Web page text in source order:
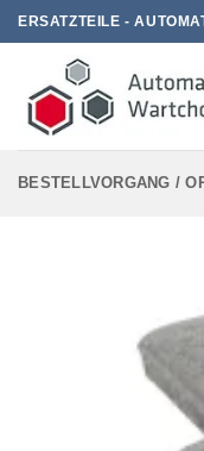
Zum
Inhalt
springen
ERSATZTEILE -
BESTELLVORGANG /